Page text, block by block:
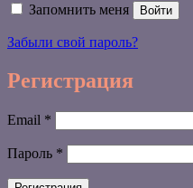
Запомнить меня Войти
Забыли свой пароль?
Регистрация
Email *
Пароль *